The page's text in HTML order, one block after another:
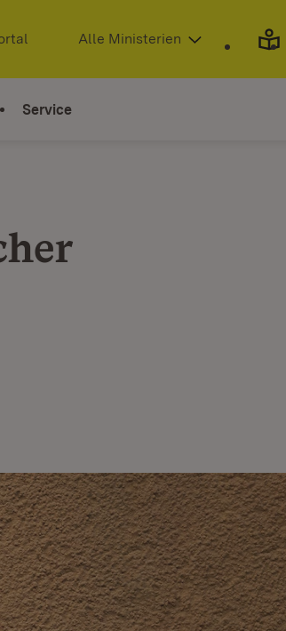
(Öffnet in neuem Fenster)
Alle Ministerien
Service